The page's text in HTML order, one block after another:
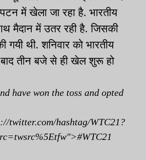
में खेला जा रहा है. भारतीय
मैदान में उतर रही है. जिसकी
गयी थी. शनिवार को भारतीय
बाद तीन बजे से ही खेल शुरू हो
have won the toss and opted
twitter.com/hashtag/WTC21?